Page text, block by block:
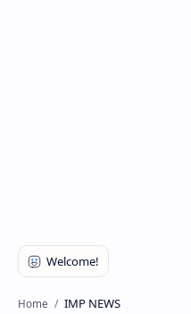
Home IMP NEWS